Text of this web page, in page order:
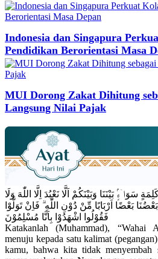
Indonesia dan Singapura
Pendidikan Berorientasi Masa
MUI Dorong Zakat Dihitung
Langsung Nilai Pajak
سَوَاۤءٍۢ بَيْنَنَا وَبَيْنَكُمْ اَلَّا نَعْبُدَ اِلَّا اللّٰهَ وَلَا
بَعْضًا اَرْبَابًا مِّنْ دُوْنِ اللّٰهِ ۗ فَاِنْ تَوَلَّوْا
فَقُوْلُوا اشْهَدُوْا بِاَنَّا مُسْلِمُوْنَ
Katakanlah (Muhammad),
menuju kepada satu kalimat
kamu, bahwa kita tidak